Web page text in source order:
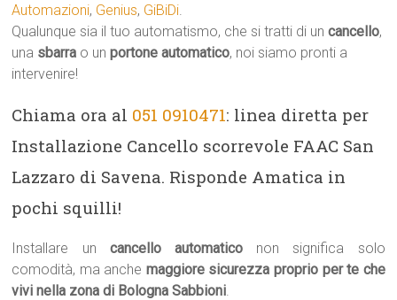
Automazioni, Genius, GiBiDi.
Qualunque sia il tuo automatismo, che si tratti di uncancello,
una sbarra o unportone automatico, noi siamo pronti a
intervenire!
Chiama ora al 051 0910471: linea diretta per
Installazione Cancello scorrevole FAAC San
Lazzaro di Savena. Risponde Amatica in
pochi squilli!
Installare un cancello automatico non significa solo
comodità, ma anche maggiore sicurezza proprio per te che
vivi nella zona di Bologna Sabbioni.